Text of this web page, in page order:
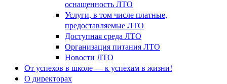
оснащенность ЛТО
Услуги, в том числе платные,
предоставляемые ЛТО
Доступная среда ЛТО
Организация питания ЛТО
Новости ЛТО
От успехов в школе — к успехам в жизни!
О директорах